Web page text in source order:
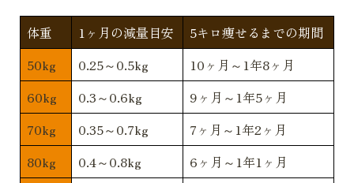
体重 1ヶ月の減量目安
5キロ痩せるまでの期間
50kg
0.25～0.5kg
10ヶ月～1年8ヶ月
60kg
0.3～0.6kg
9ヶ月～1年5ヶ月
70kg
0.35～0.7kg
7ヶ月～1年2ヶ月
80kg
0.4～0.8kg
6ヶ月～1年1ヶ月